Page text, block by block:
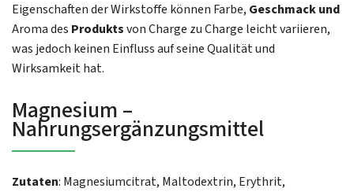
Eigenschaften der Wirkstoffe können Farbe, Geschmack und
Aroma des Produktsvon Charge zu Charge leicht variieren,
was jedoch keinen Einfluss auf seine Qualität und
Wirksamkeit hat.
Magnesium –
Nahrungsergänzungsmittel
Zutaten: Magnesiumcitrat, Maltodextrin, Erythrit,